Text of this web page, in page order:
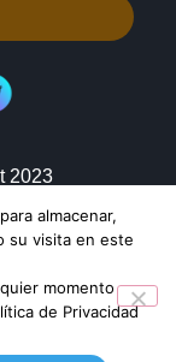
2023
almacenar,
su visita en este
momento
de Privacidad